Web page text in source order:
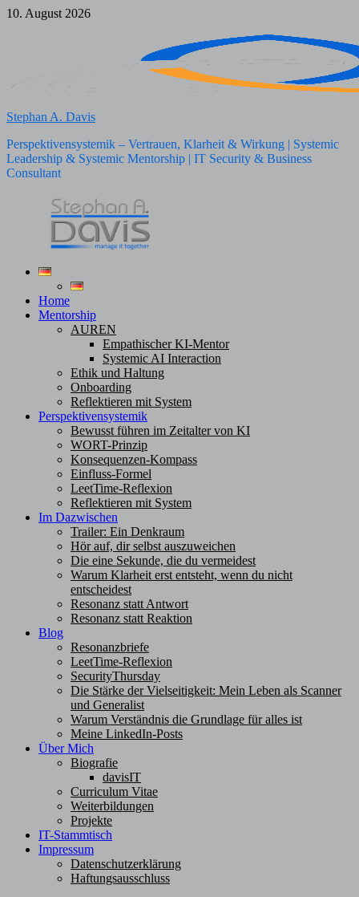
Zum
10. August 2026
Stephan A. Davis
Perspektivensystemik – Vertrauen, Klarheit & Wirkung | Systemic
Leadership & Systemic Mentorship | IT Security & Business
Consultant
Home
Mentorship
AUREN
Empathischer KI-Mentor
Systemic AI Interaction
Ethik und Haltung
Onboarding
Reflektieren mit System
Perspektivensystemik
Bewusst führen im Zeitalter von KI
WORT-Prinzip
Konsequenzen-Kompass
Einfluss-Formel
LeetTime-Reflexion
Reflektieren mit System
Im Dazwischen
Trailer: Ein Denkraum
Hör auf, dir selbst auszuweichen
Die eine Sekunde, die du vermeidest
Warum Klarheit erst entsteht, wenn du nicht
entscheidest
Resonanz statt Antwort
Resonanz statt Reaktion
Blog
Resonanzbriefe
LeetTime-Reflexion
SecurityThursday
Die Stärke der Vielseitigkeit: Mein Leben als Scanner
und Generalist
Warum Verständnis die Grundlage für alles ist
Meine LinkedIn-Posts
Über Mich
Biografie
davisIT
Curriculum Vitae
Weiterbildungen
Projekte
IT-Stammtisch
Impressum
Datenschutzerklärung
Haftungsausschluss